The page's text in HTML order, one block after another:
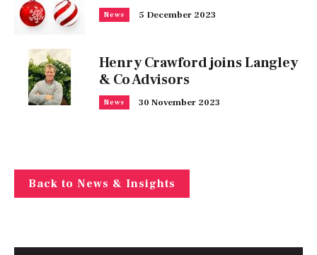
News 5 December 2023
Henry Crawford joins Langley
& Co Advisors
News 30 November 2023
Back to News & Insights